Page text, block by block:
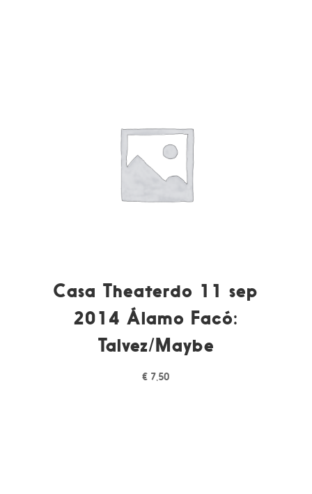
Casa Theaterdo 11 sep
2014 Álamo Facó:
Talvez/Maybe
€ 7,50